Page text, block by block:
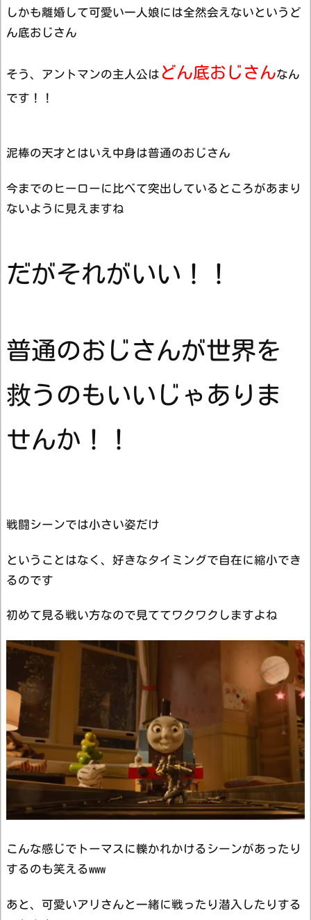
しかも離婚して可愛い一人娘には全然会えないというど
ん底おじさん
そう、アントマンの主人公は どん底おじさんなん
です！！
泥棒の天才とはいえ中身は普通のおじさん
今までのヒーローに比べて突出しているところがあまり
ないように見えますね
だがそれがいい！！
普通のおじさんが世界を
救うのもいいじゃありま
せんか！！
戦闘シーンでは小さい姿だけ
ということはなく、好きなタイミングで自在に縮小でき
るのです
初めて見る戦い方なので見ててワクワクしますよね
こんな感じでトーマスに轢かれかけるシーンがあったり
するのも笑えるwww
あと、可愛いアリさんと一緒に戦ったり潜入したりする